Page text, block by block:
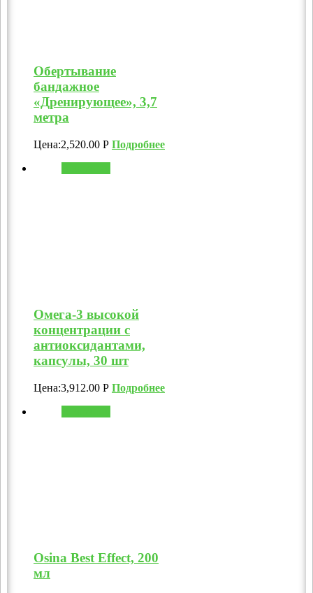
Обертывание
бандажное
«Дренирующее», 3,7
метра
Цена:2,520.00 Р Подробнее
Омега-3 высокой
концентрации с
антиоксидантами,
капсулы, 30 шт
Цена:3,912.00 Р Подробнее
Osina Best Effect, 200
мл